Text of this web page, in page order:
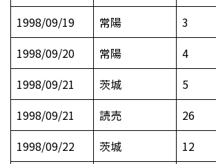
1998/09/19
常陽 3
1998/09/20
常陽 4
1998/09/21
茨城 5
1998/09/21
読売 26
1998/09/22
茨城 12